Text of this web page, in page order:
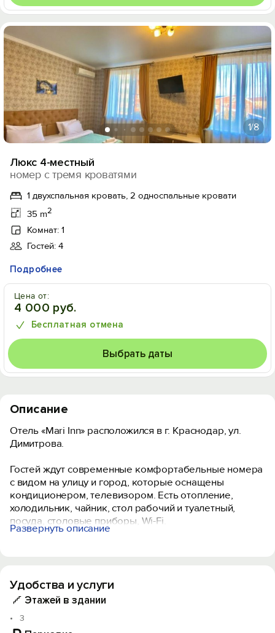
1/8
Люкс 4-местный
номер с тремя кроватями
1 двухспальная кровать, 2 односпальные кровати
35 m2
Комнат: 1
Гостей: 4
Подробнее
Цена от:
4 000 руб.
Бесплатная отмена
Выбрать даты
Описание
Отель «Mari Inn» расположился в г. Краснодар, ул.
Димитрова.
Гостей ждут современные комфортабельные номера
с видом на улицу и город, которые оснащены
кондиционером, телевизором. Есть отопление,
холодильник, чайник, стол рабочий и туалетный,
посуда, столовые приборы, Wi-Fi.
Здесь можно отлично провести время с семьей и
друзьями.
Объект прошёл классификацию. Номер реестровой
Развернуть описание
Удобства и услуги
Этажей в здании
3